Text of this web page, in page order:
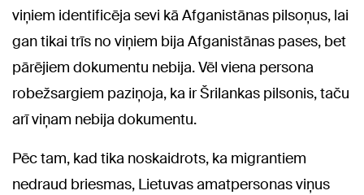
viņiem identificēja sevi kā Afganistānas pilsoņus, lai
gan tikai trīs no viņiem bija Afganistānas pases, bet
pārējiem dokumentu nebija. Vēl viena persona
robežsargiem paziņoja, ka ir Šrilankas pilsonis, taču
arī viņam nebija dokumentu.
Pēc tam, kad tika noskaidrots, ka migrantiem
nedraud briesmas, Lietuvas amatpersonas viņus